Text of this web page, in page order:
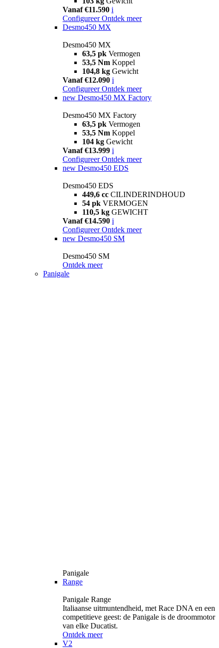
Vanaf €11.590 i
Configureer Ontdek meer
Desmo450 MX
Desmo450 MX
63,5 pk Vermogen
53,5 Nm Koppel
104,8 kg Gewicht
Vanaf €12.090 i
Configureer Ontdek meer
new Desmo450 MX Factory
Desmo450 MX Factory
63,5 pk Vermogen
53,5 Nm Koppel
104 kg Gewicht
Vanaf €13.999 i
Configureer Ontdek meer
new Desmo450 EDS
Desmo450 EDS
449,6 cc CILINDERINDHOUD
54 pk VERMOGEN
110,5 kg GEWICHT
Vanaf €14.590 i
Configureer Ontdek meer
new Desmo450 SM
Desmo450 SM
Ontdek meer
Panigale
Panigale
Range
Panigale Range
Italiaanse uitmuntendheid, met Race DNA en een
competitieve geest: de Panigale is de droommotor
van elke Ducatist.
Ontdek meer
V2